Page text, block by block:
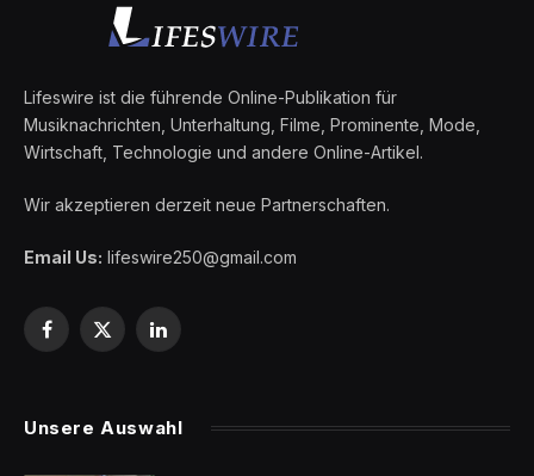
Lifeswire ist die führende Online-Publikation für
Musiknachrichten, Unterhaltung, Filme, Prominente, Mode,
Wirtschaft, Technologie und andere Online-Artikel.
Wir akzeptieren derzeit neue Partnerschaften.
Email Us: lifeswire250@gmail.com
Facebook
X
LinkedIn
Unsere Auswahl